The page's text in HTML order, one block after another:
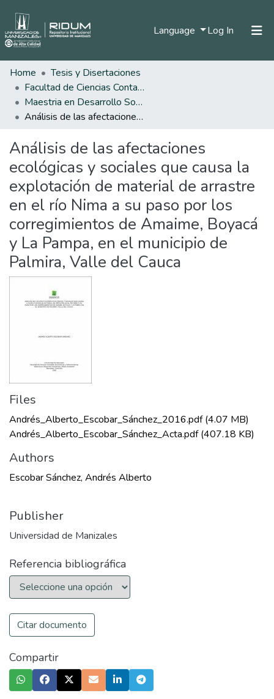
Language Log In (current)
Home
Tesis y Disertaciones
Facultad de Ciencias Contables Económicas y Administrativas
Maestria en Desarrollo Sostenible y Medio Ambiente
Análisis de las afectaciones ecológicas y sociales que causa la explotación de material de arrastre en el río Nima a su paso por los corregimientos de Amaime, Boyacá y La Pampa, en el municipio de Palmira, Valle del Cauca
Análisis de las afectaciones
ecológicas y sociales que causa la
explotación de material de arrastre
en el río Nima a su paso por los
corregimientos de Amaime, Boyacá
y La Pampa, en el municipio de
Palmira, Valle del Cauca
Files
Andrés_Alberto_Escobar_Sánchez_2016.pdf(4.07 MB)
Andrés_Alberto_Escobar_Sánchez_Acta.pdf(407.18 KB)
Authors
Escobar Sánchez, Andrés Alberto
Publisher
Universidad de Manizales
Referencia bibliográfica
Citar documento
Compartir